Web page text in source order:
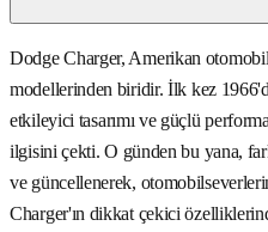
Dodge Charger, Amerikan
modellerinden biridir. İlk kez
etkileyici tasarımı ve güçlü
ilgisini çekti. O günden bu yana,
ve güncellenerek,
Charger'ın dikkat çekici